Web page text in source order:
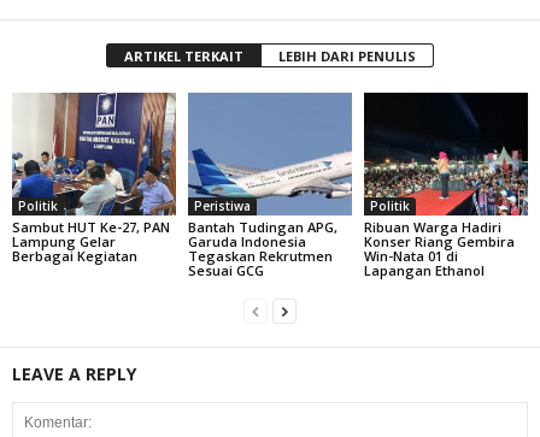
ARTIKEL TERKAIT LEBIH DARI PENULIS
Politik
Sambut HUT Ke-27, PAN
Lampung Gelar
Berbagai Kegiatan
Peristiwa
Bantah Tudingan APG,
Garuda Indonesia
Tegaskan Rekrutmen
Sesuai GCG
Politik
Ribuan Warga Hadiri
Konser Riang Gembira
Win-Nata 01 di
Lapangan Ethanol
LEAVE A REPLY